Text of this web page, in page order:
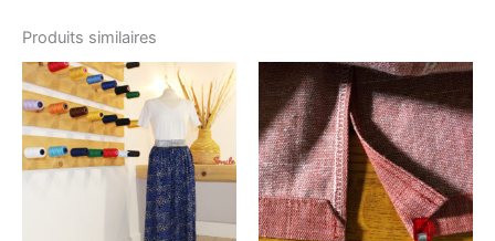
Produits similaires